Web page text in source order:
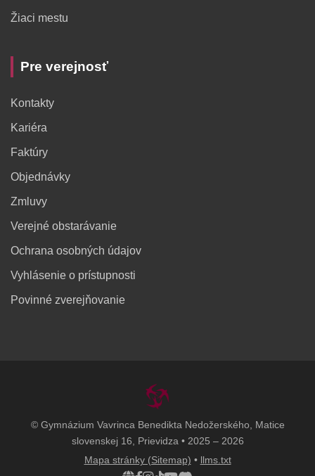
Žiaci mestu
Pre verejnosť
Kontakty
Kariéra
Faktúry
Objednávky
Zmluvy
Verejné obstarávanie
Ochrana osobných údajov
Vyhlásenie o prístupnosti
Povinné zverejňovanie
© Gymnázium Vavrinca Benedikta Nedožerského, Matice
slovenskej 16, Prievidza • 2025 – 2026
Mapa stránky (Sitemap) • llms.txt